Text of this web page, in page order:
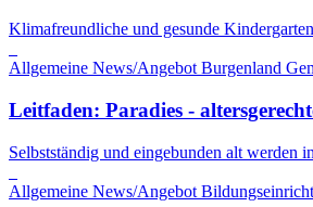
Klimafreundliche und gesunde
Allgemeine News/Angebot Burgenland
Leitfaden: Paradies -
Selbstständig und eingebunden alt werden
Allgemeine News/Angebot